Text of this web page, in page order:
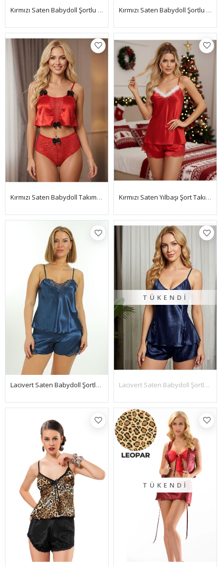
Kırmızı Saten Babydoll Şortlu Takım - 282 Kırmızı Saten Babydoll Şortlu Takım - 314
Kırmızı Saten Babydoll Takım - 333-K Kırmızı Saten Yılbaşı Şort Takımı
Lacivert Saten Babydoll Şortlu Takım - 259
TÜKENDI
Lacivert Saten Babydoll Şortlu Takım - 331
TÜKENDI